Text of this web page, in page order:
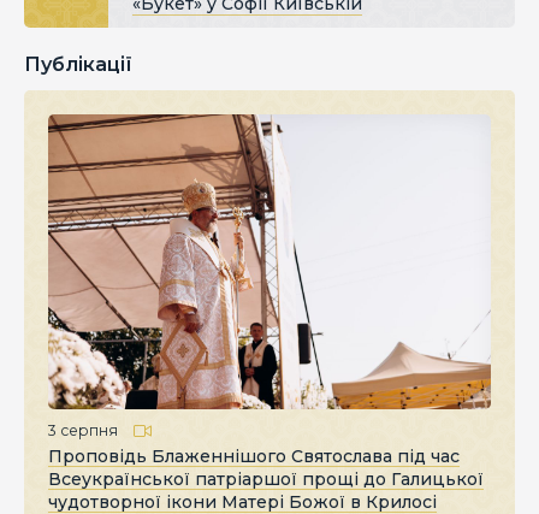
Публікації
3 серпня
Проповідь Блаженнішого Святослава під час
Всеукраїнської патріаршої прощі до Галицької
чудотворної ікони Матері Божої в Крилосі